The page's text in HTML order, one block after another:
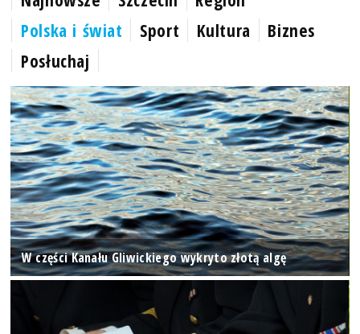
Polska i świat
Sport Kultura
Biznes
Posłuchaj
W części Kanału Gliwickiego wykryto złotą algę